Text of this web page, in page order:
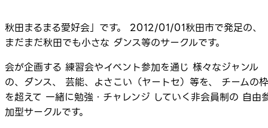
秋田まるまる愛好会」です。 2012/01/01秋田市で発足の、
まだまだ秋田でも小さな ダンス等のサークルです。
会が企画する 練習会やイベント参加を通じ 様々なジャンル
の、ダンス、 芸能、よさこい（ヤートセ）等を、 チームの枠
を超えて 一緒に勉強・チャレンジ していく非会員制の 自由
加型サークルです。